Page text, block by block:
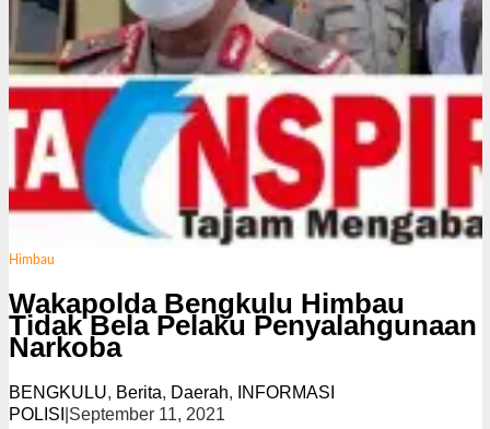
Himbau
Wakapolda Bengkulu Himbau
Tidak Bela Pelaku Penyalahgunaan
Narkoba
BENGKULU, Berita, Daerah,
INFORMASI
POLISI September 11, 2021